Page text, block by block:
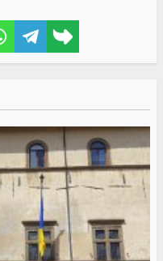
WhatsAppTelegram
link